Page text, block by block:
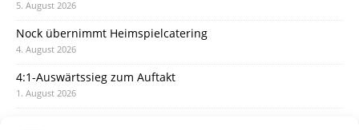
5. August 2026
Nock übernimmt Heimspielcatering
4. August 2026
4:1-Auswärtssieg zum Auftakt
1. August 2026